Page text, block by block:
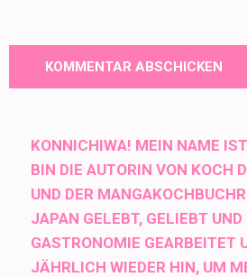
KONNICHIWA! MEIN NAME
BIN DIE AUTORIN VON KOCH
UND DER
JAPAN GELEBT, GELIEBT UND
GASTRONOMIE GEARBEITET
JÄHRLICH WIEDER HIN, UM